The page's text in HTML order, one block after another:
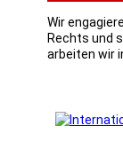
Wir
Rechts und
arbeiten wir